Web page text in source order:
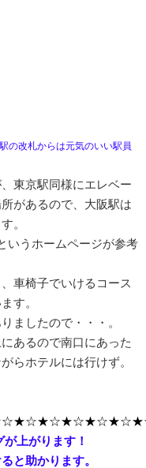
の改札からは元気のいい駅員
東京駅同様にエレベー
があるので、大阪駅は
。
いうホームページが参考
車椅子でいけるコース
す。
ましたので・・・。
あるので南口にあった
らホテルには行けず。
上がります！
と助かります。